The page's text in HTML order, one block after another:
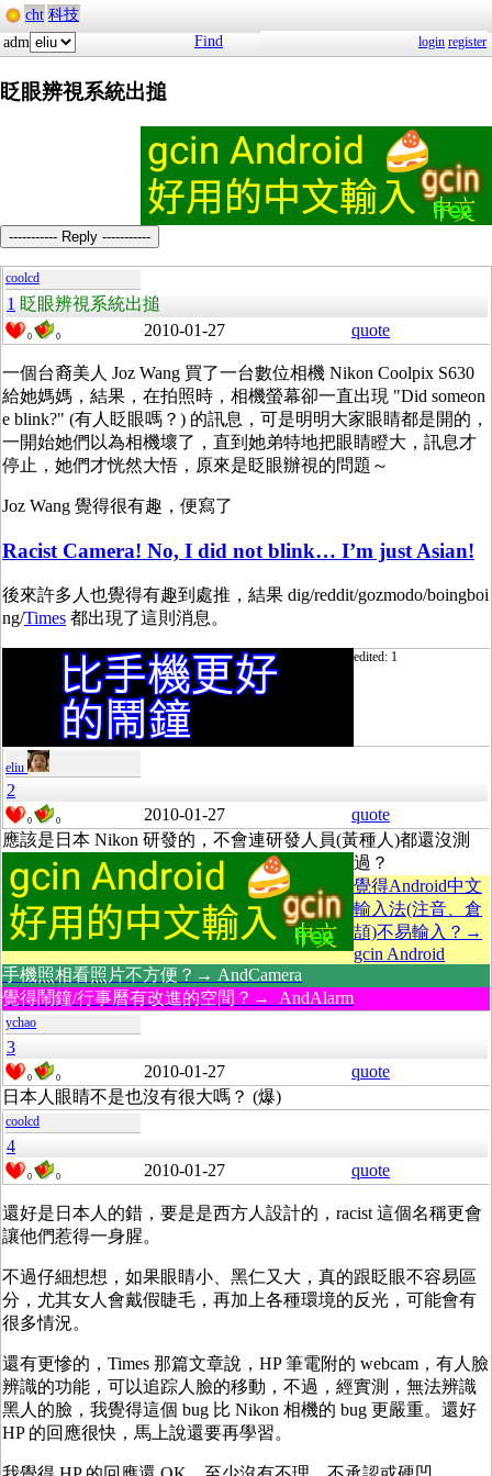
cht 科技
adm
Find login register
眨眼辨視系統出搥
----------- Reply -----------
coolcd
1 眨眼辨視系統出搥
0 0 2010-01-27 quote
一個台裔美人 Joz Wang 買了一台數位相機 Nikon Coolpix S630
給她媽媽，結果，在拍照時，相機螢幕卻一直出現 "Did someon
e blink?" (有人眨眼嗎？) 的訊息，可是明明大家眼睛都是開的，
一開始她們以為相機壞了，直到她弟特地把眼睛瞪大，訊息才
停止，她們才恍然大悟，原來是眨眼辦視的問題～
Joz Wang 覺得很有趣，便寫了
Racist Camera! No, I did not blink… I’m just Asian!
後來許多人也覺得有趣到處推，結果 dig/reddit/gozmodo/boingboi
ng/Times 都出現了這則消息。
edited: 1
eliu
2
0 0 2010-01-27
quote
應該是日本 Nikon 研發的，不會連研發人員(黃種人)都還沒測
過？
覺得Android中文
輸入法(注音、倉
頡)不易輸入？→
gcin Android
手機照相看照片不方便？→ AndCamera
覺得鬧鐘/行事曆有改進的空間？→ AndAlarm
ychao
3
0 0 2010-01-27
quote
日本人眼睛不是也沒有很大嗎？ (爆)
coolcd
4
0 0 2010-01-27 quote
還好是日本人的錯，要是是西方人設計的，racist 這個名稱更會
讓他們惹得一身腥。
不過仔細想想，如果眼睛小、黑仁又大，真的跟眨眼不容易區
分，尤其女人會戴假睫毛，再加上各種環境的反光，可能會有
很多情況。
還有更慘的，Times 那篇文章說，HP 筆電附的 webcam，有人臉
辨識的功能，可以追踪人臉的移動，不過，經實測，無法辨識
黑人的臉，我覺得這個 bug 比 Nikon 相機的 bug 更嚴重。還好
HP 的回應很快，馬上說還要再學習。